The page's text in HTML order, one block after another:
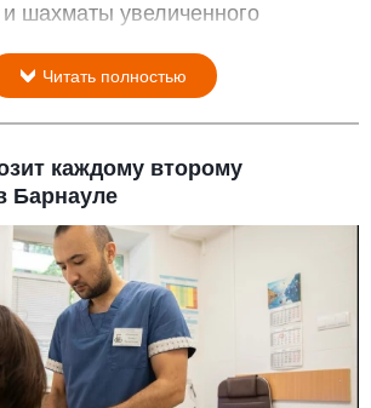
и шахматы увеличенного
Читать полностью
каждому второму
Барнауле